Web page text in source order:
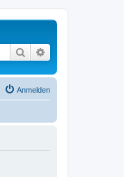
Suche
Anmelden